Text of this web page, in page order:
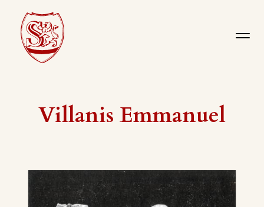
Villanis Emmanuel